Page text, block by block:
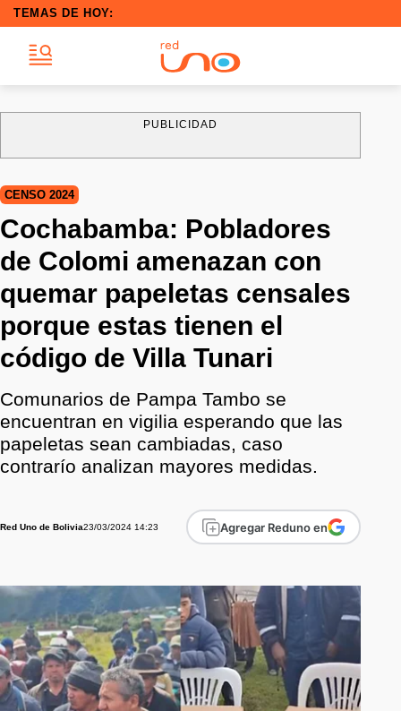
TEMAS DE HOY:
PUBLICIDAD
CENSO 2024
Cochabamba: Pobladores
de Colomi amenazan con
quemar papeletas censales
porque estas tienen el
código de Villa Tunari
Comunarios de Pampa Tambo se
encuentran en vigilia esperando que las
papeletas sean cambiadas, caso
contrarío analizan mayores medidas.
Red Uno de Bolivia23/03/2024 14:23 Agregar Reduno en